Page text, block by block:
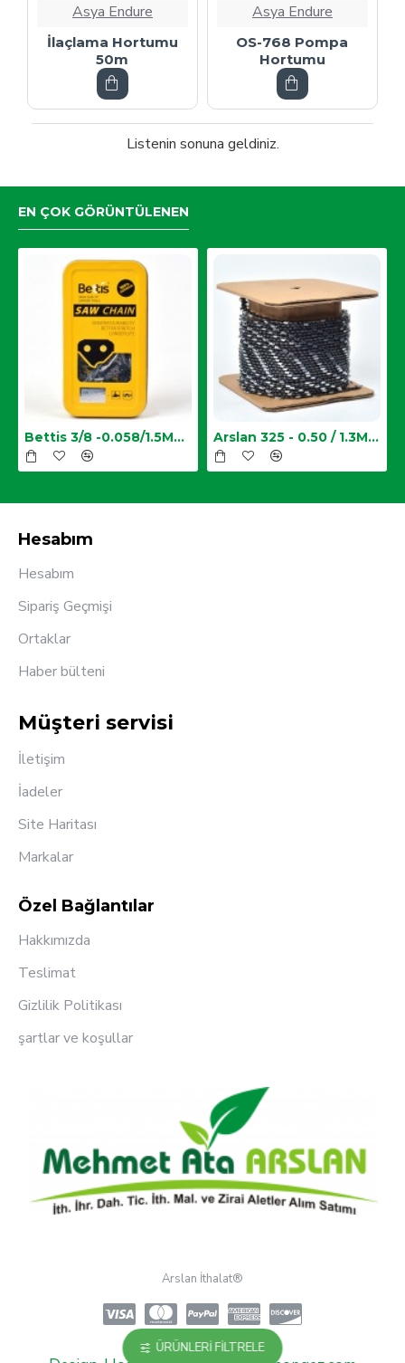
Asya Endure
İlaçlama Hortumu
50m
Asya Endure
OS-768 Pompa
Hortumu
Listenin sonuna geldiniz.
EN ÇOK GÖRÜNTÜLENEN
Bettis 3/8 -0.058/1.5MM-34 Diş Testere Zinciri Arslan 325 - 0.50 / 1.3MM Top Zincir
Hesabım
Hesabım
Sipariş Geçmişi
Ortaklar
Haber bülteni
Müşteri servisi
İletişim
İadeler
Site Haritası
Markalar
Özel Bağlantılar
Hakkımızda
Teslimat
Gizlilik Politikası
şartlar ve koşullar
Arslan İthalat®
ÜRÜNLERI FILTRELE